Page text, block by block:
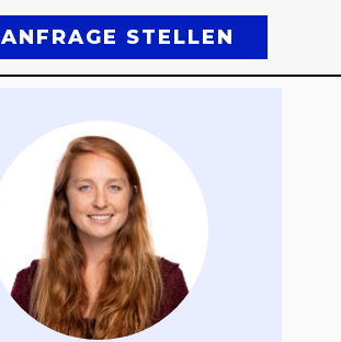
ANFRAGE STELLEN